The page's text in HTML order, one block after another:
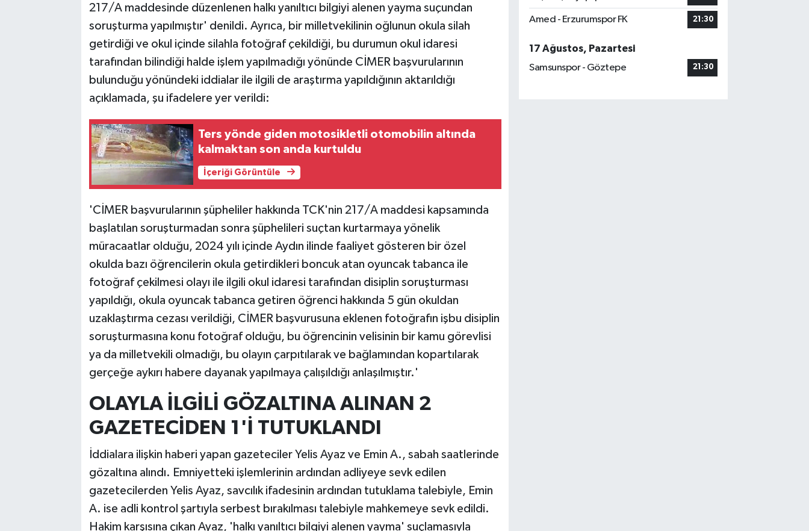
217/A maddesinde düzenlenen halkı yanıltıcı bilgiyi alenen yayma suçundan
soruşturma yapılmıştır' denildi. Ayrıca, bir milletvekilinin oğlunun okula silah
getirdiği ve okul içinde silahla fotoğraf çekildiği, bu durumun okul idaresi
tarafından bilindiği halde işlem yapılmadığı yönünde CİMER başvurularının
bulunduğu yönündeki iddialar ile ilgili de araştırma yapıldığının aktarıldığı
açıklamada, şu ifadelere yer verildi:
Ters yönde giden motosikletli otomobilin altında
kalmaktan son anda kurtuldu
İçeriği Görüntüle
'CİMER başvurularının şüpheliler hakkında TCK'nin 217/A maddesi kapsamında
başlatılan soruşturmadan sonra şüphelileri suçtan kurtarmaya yönelik
müracaatlar olduğu, 2024 yılı içinde Aydın ilinde faaliyet gösteren bir özel
okulda bazı öğrencilerin okula getirdikleri boncuk atan oyuncak tabanca ile
fotoğraf çekilmesi olayı ile ilgili okul idaresi tarafından disiplin soruşturması
yapıldığı, okula oyuncak tabanca getiren öğrenci hakkında 5 gün okuldan
uzaklaştırma cezası verildiği, CİMER başvurusuna eklenen fotoğrafın işbu disiplin
soruşturmasına konu fotoğraf olduğu, bu öğrencinin velisinin bir kamu görevlisi
ya da milletvekili olmadığı, bu olayın çarpıtılarak ve bağlamından kopartılarak
gerçeğe aykırı habere dayanak yapılmaya çalışıldığı anlaşılmıştır.'
OLAYLA İLGİLİ GÖZALTINA ALINAN 2
GAZETECİDEN 1'İ TUTUKLANDI
İddialara ilişkin haberi yapan gazeteciler Yelis Ayaz ve Emin A., sabah saatlerinde
gözaltına alındı. Emniyetteki işlemlerinin ardından adliyeye sevk edilen
gazetecilerden Yelis Ayaz, savcılık ifadesinin ardından tutuklama talebiyle, Emin
A. ise adli kontrol şartıyla serbest bırakılması talebiyle mahkemeye sevk edildi.
Hakim karşısına çıkan Ayaz, 'halkı yanıltıcı bilgiyi alenen yayma' suçlamasıyla
Amed - Erzurumspor FK 21:30
17 Ağustos, Pazartesi
Samsunspor - Göztepe
21:30